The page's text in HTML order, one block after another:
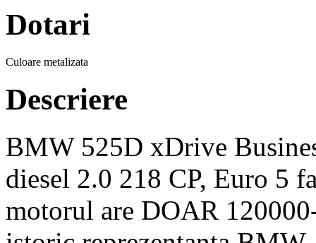
Dotari
Culoare metalizata
Descriere
BMW 525D xDrive
diesel 2.0 218 CP, Euro 5
motorul are DOAR